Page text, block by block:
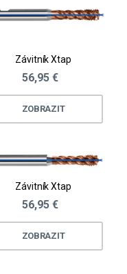
Závitník Xtap
56,95 €
ZOBRAZIT
Závitník Xtap
56,95 €
ZOBRAZIT